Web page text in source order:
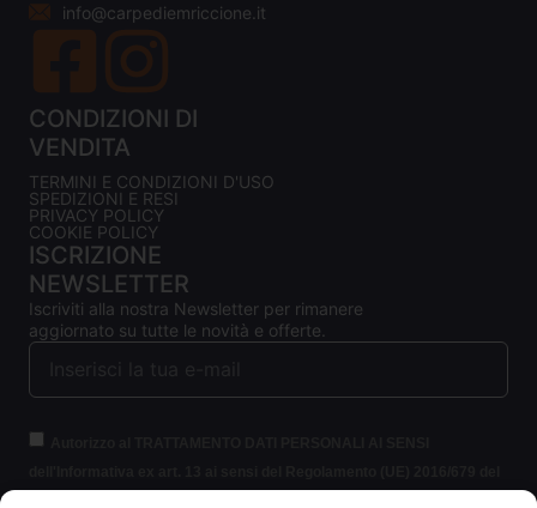
info@carpediemriccione.it
CONDIZIONI DI
VENDITA
TERMINI E CONDIZIONI D'USO
SPEDIZIONI E RESI
PRIVACY POLICY
COOKIE POLICY
ISCRIZIONE
NEWSLETTER
Iscriviti alla nostra Newsletter per rimanere
aggiornato su tutte le novità e offerte.